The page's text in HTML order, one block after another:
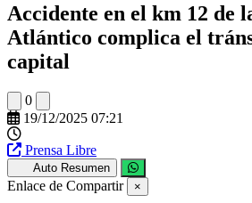
Accidente en el km 12 de
Atlántico complica el
capital
0
19/12/2025 07:21
Prensa Libre
Auto Resumen
Enlace de Compartir ×